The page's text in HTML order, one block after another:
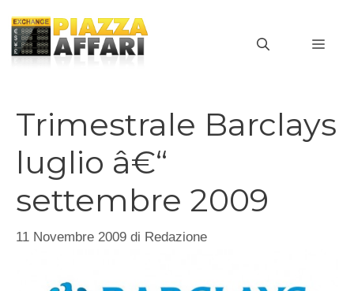
contenuto
Trimestrale Barclays
luglio â€“
settembre 2009
11 Novembre 2009 di Redazione